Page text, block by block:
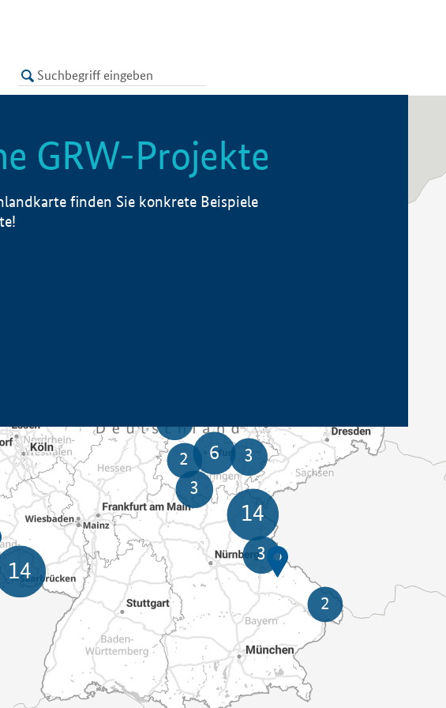
LISTE
GRW-Projekte
finden Sie konkrete Beispiele